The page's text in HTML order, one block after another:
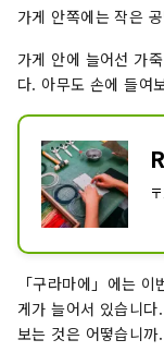
가게 안쪽에는 작은
가게 안에 늘어선 가
다. 아무도 손에 들여
「구라마에」에는
게가 늘어서 있습니
보는 것은 어떻습니까.